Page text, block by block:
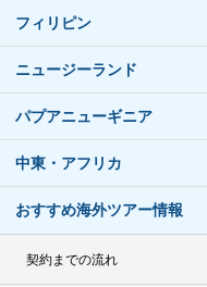
フィリピン
ニュージーランド
パプアニューギニア
中東・アフリカ
おすすめ海外ツアー情報
契約までの流れ